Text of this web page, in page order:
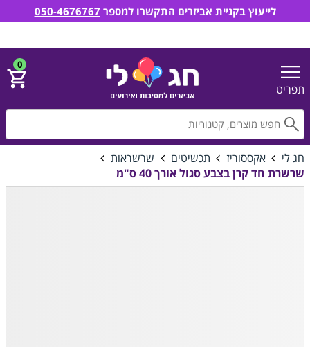
תפריט
0
חג לי אקססוריז תכשיטים
שרשראות
שרשרת חד קרן בצבע סגול אורך 40 ס"מ
לייעוץ בקניית אביזרים התקשרו למספר 050-4676767